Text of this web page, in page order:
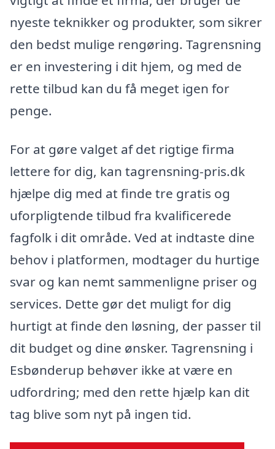
nyeste teknikker og produkter, som sikrer
den bedst mulige rengøring. Tagrensning
er en investering i dit hjem, og med de
rette tilbud kan du få meget igen for
penge.
For at gøre valget af det rigtige firma
lettere for dig, kan tagrensning-pris.dk
hjælpe dig med at finde tre gratis og
uforpligtende tilbud fra kvalificerede
fagfolk i dit område. Ved at indtaste dine
behov i platformen, modtager du hurtige
svar og kan nemt sammenligne priser og
services. Dette gør det muligt for dig
hurtigt at finde den løsning, der passer til
dit budget og dine ønsker. Tagrensning i
Esbønderup behøver ikke at være en
udfordring; med den rette hjælp kan dit
tag blive som nyt på ingen tid.